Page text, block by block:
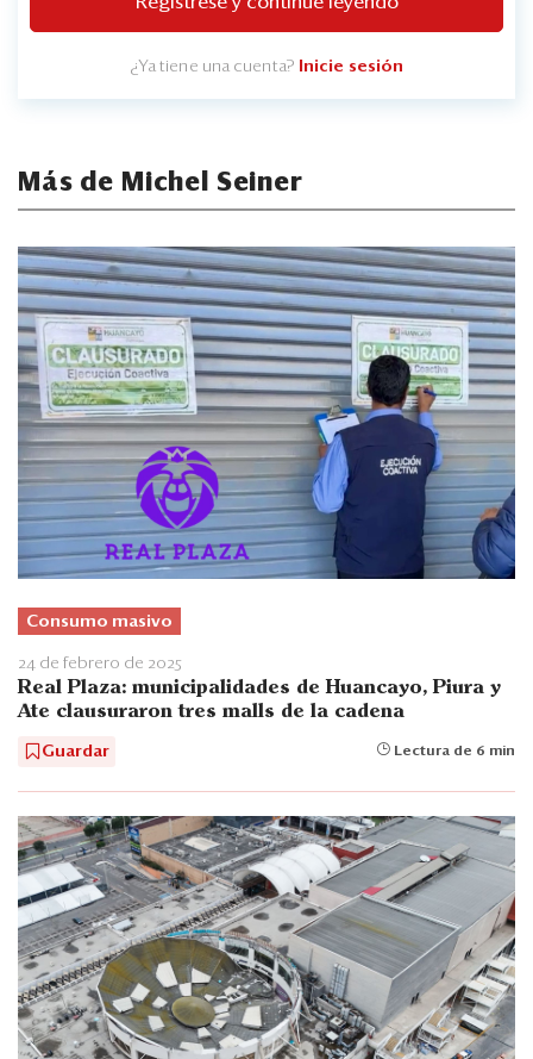
¿Ya tiene una cuenta? Inicie sesión
Más de Michel Seiner
Consumo masivo
24 de febrero de 2025
Real Plaza: municipalidades de Huancayo, Piura y
Ate clausuraron tres malls de la cadena
Guardar Lectura de 6 min